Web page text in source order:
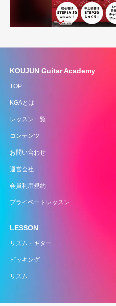
KOUJUN Guitar Academy
TOP
KGAとは
レッスン一覧
コンテンツ
お問い合わせ
運営会社
会員利用規約
プライベートレッスン
LESSON
リズム・ギター
ピッキング
リズム